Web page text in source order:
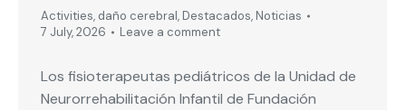
Activities, daño cerebral, Destacados, Noticias
7 July, 2026
Leave a comment
Los fisioterapeutas pediátricos de la Unidad de
Neurorrehabilitación Infantil de Fundación